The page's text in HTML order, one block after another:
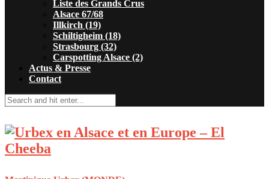
Liste des Grands Crus
Alsace 67/68
Illkirch (19)
Schiltigheim (18)
Strasbourg (32)
Carspotting Alsace (2)
Actus & Presse
Contact